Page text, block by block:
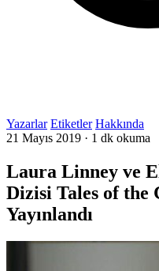
Yazarlar Etiketler Hakkında
21 Mayıs 2019 · 1 dk okuma
Laura Linney ve
Dizisi Tales of the
Yayınlandı